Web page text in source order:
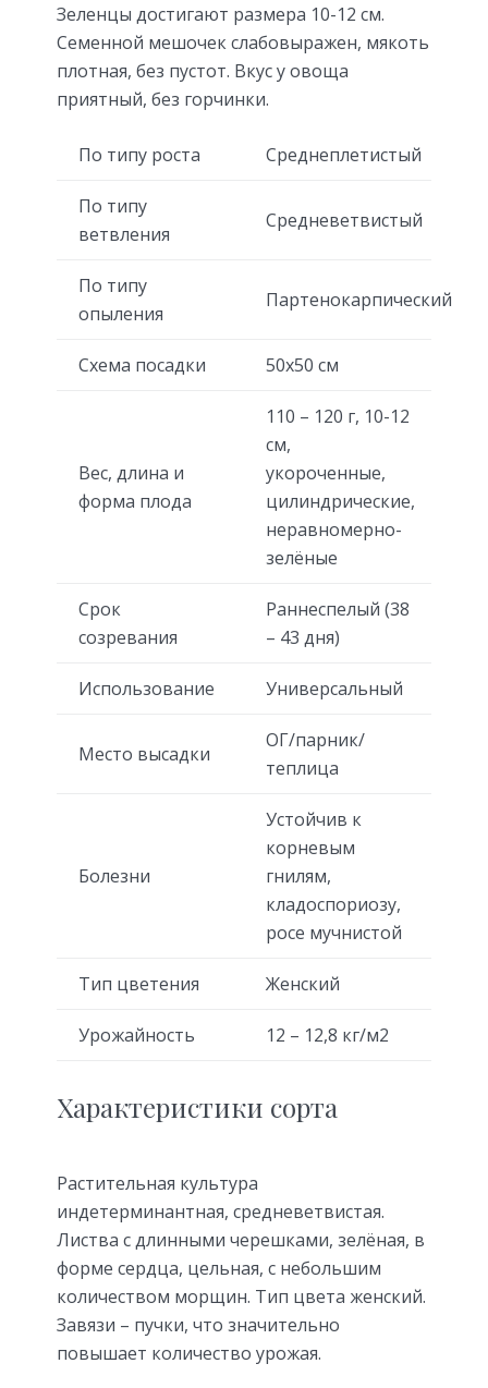
Зеленцы достигают размера 10-12 см.
Семенной мешочек слабовыражен, мякоть
плотная, без пустот. Вкус у овоща
приятный, без горчинки.
По типу роста Среднеплетистый
По типу
ветвления
Средневетвистый
По типу
опыления
Партенокарпический
Схема посадки 50х50 см
Вес, длина и
форма плода
110 – 120 г, 10-12
см,
укороченные,
цилиндрические,
неравномерно-
зелёные
Срок
созревания
Раннеспелый (38
– 43 дня)
Использование Универсальный
Место высадки
ОГ/парник/
теплица
Болезни
Устойчив к
корневым
гнилям,
кладоспориозу,
росе мучнистой
Тип цветения Женский
Урожайность 12 – 12,8 кг/м2
Характеристики сорта
Растительная культура
индетерминантная, средневетвистая.
Листва с длинными черешками, зелёная, в
форме сердца, цельная, с небольшим
количеством морщин. Тип цвета женский.
Завязи – пучки, что значительно
повышает количество урожая.